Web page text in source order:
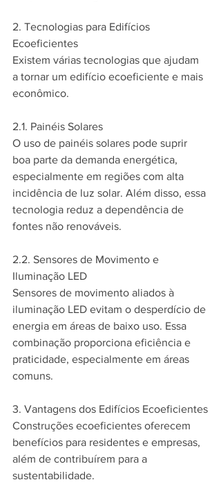
2. Tecnologias para Edifícios
Ecoeficientes
Existem várias tecnologias que ajudam
a tornar um edifício ecoeficiente e mais
econômico.
2.1. Painéis Solares
O uso de painéis solares pode suprir
boa parte da demanda energética,
especialmente em regiões com alta
incidência de luz solar. Além disso, essa
tecnologia reduz a dependência de
fontes não renováveis.
2.2. Sensores de Movimento e
Iluminação LED
Sensores de movimento aliados à
iluminação LED evitam o desperdício de
energia em áreas de baixo uso. Essa
combinação proporciona eficiência e
praticidade, especialmente em áreas
comuns.
3. Vantagens dos Edifícios Ecoeficientes
Construções ecoeficientes oferecem
benefícios para residentes e empresas,
além de contribuírem para a
sustentabilidade.